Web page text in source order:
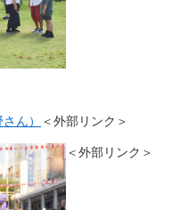
ん） ＜外部リンク＞
＜外部リンク＞